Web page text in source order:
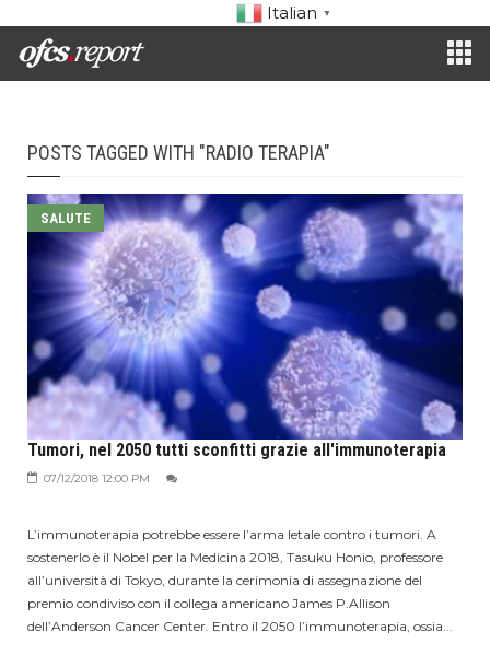
Italian ▼
POSTS TAGGED WITH "RADIO TERAPIA"
SALUTE
Tumori, nel 2050 tutti sconfitti grazie all'immunoterapia
07/12/2018 12:00 PM
L’immunoterapia potrebbe essere l’arma letale contro i tumori. A
sostenerlo è il Nobel per la Medicina 2018, Tasuku Honio, professore
all’università di Tokyo, durante la cerimonia di assegnazione del
premio condiviso con il collega americano James P.Allison
dell’Anderson Cancer Center. Entro il 2050 l’immunoterapia, ossia...